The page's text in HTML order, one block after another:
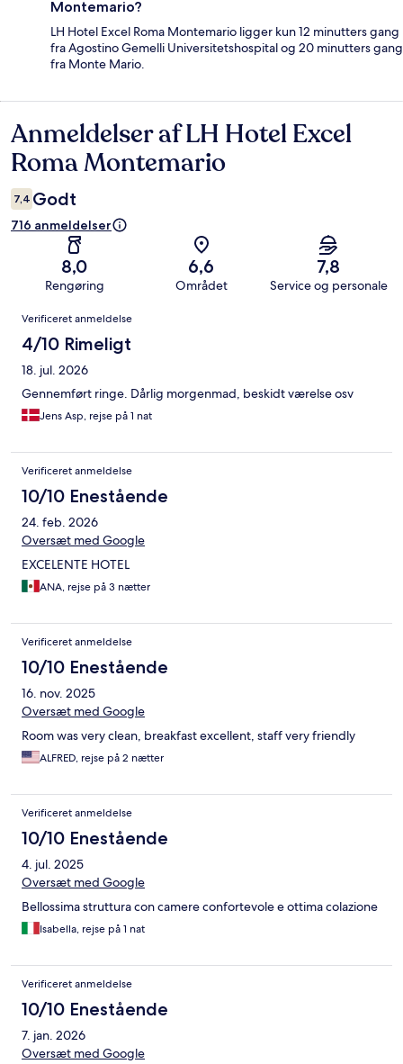
Montemario?
LH Hotel Excel Roma Montemario ligger kun 12 minutters gang
fra Agostino Gemelli Universitetshospital og 20 minutters gang
fra Monte Mario.
Anmeldelser
Anmeldelser af LH Hotel Excel
Roma Montemario
7,4 Godt
716 anmeldelser
8,0
Rengøring
6,6
Området
7,8
Service og personale
Anmeldelser
Verificeret anmeldelse
4/10 Rimeligt
18. jul. 2026
Gennemført ringe. Dårlig morgenmad, beskidt værelse osv
Jens Asp, rejse på 1 nat
Verificeret anmeldelse
10/10 Enestående
24. feb. 2026
Oversæt med Google
EXCELENTE HOTEL
ANA, rejse på 3 nætter
Verificeret anmeldelse
10/10 Enestående
16. nov. 2025
Oversæt med Google
Room was very clean, breakfast excellent, staff very friendly
ALFRED, rejse på 2 nætter
Verificeret anmeldelse
10/10 Enestående
4. jul. 2025
Oversæt med Google
Bellossima struttura con camere confortevole e ottima colazione
Isabella, rejse på 1 nat
Verificeret anmeldelse
10/10 Enestående
7. jan. 2026
Oversæt med Google